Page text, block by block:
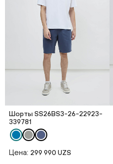
Шорты SS26BS3-26-22923-
339781
Цена: 299 990 UZS